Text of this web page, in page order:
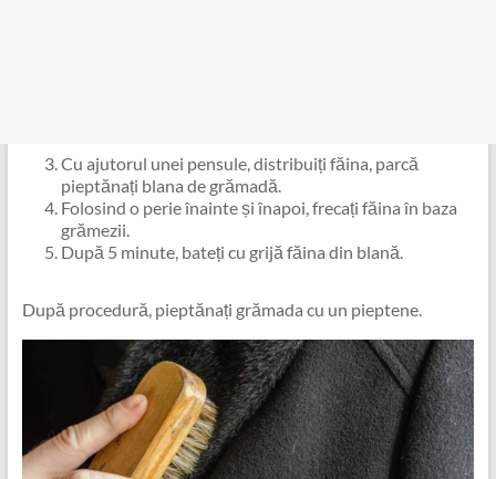
Cu ajutorul unei pensule, distribuiți făina, parcă
pieptănați blana de grămadă.
Folosind o perie înainte și înapoi, frecați făina în baza
grămezii.
După 5 minute, bateți cu grijă făina din blană.
După procedură, pieptănați grămada cu un pieptene.